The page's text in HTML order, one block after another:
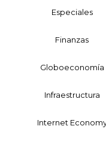
Especiales
Finanzas
Globoeconomía
Infraestructura
Internet